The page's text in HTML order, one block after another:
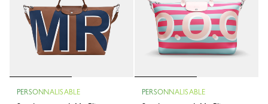
PERSONNALISABLE PERSONNALISABLE